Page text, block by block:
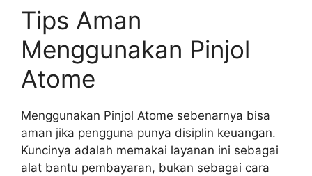
Tips Aman
Menggunakan Pinjol
Atome
Menggunakan Pinjol Atome sebenarnya bisa
aman jika pengguna punya disiplin keuangan.
Kuncinya adalah memakai layanan ini sebagai
alat bantu pembayaran, bukan sebagai cara